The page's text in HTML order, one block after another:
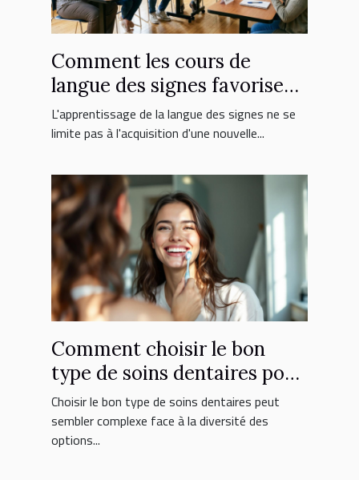
Comment les cours de
langue des signes favorisent
l'inclusion sociale ?
L'apprentissage de la langue des signes ne se
limite pas à l'acquisition d'une nouvelle...
Comment choisir le bon
type de soins dentaires pour
vous ?
Choisir le bon type de soins dentaires peut
sembler complexe face à la diversité des
options...